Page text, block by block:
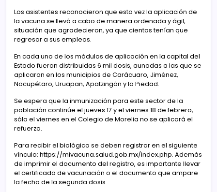
Los asistentes reconocieron que esta vez la aplicación de
la vacuna se llevó a cabo de manera ordenada y ágil,
situación que agradecieron, ya que cientos tenían que
regresar a sus empleos.
En cada uno de los módulos de aplicación en la capital del
Estado fueron distribuidas 6 mil dosis, aunadas a las que se
aplicaron en los municipios de Carácuaro, Jiménez,
Nocupétaro, Uruapan, Apatzingán y la Piedad.
Se espera que la inmunización para este sector de la
población continúe el jueves 17 y el viernes 18 de febrero,
sólo el viernes en el Colegio de Morelia no se aplicará el
refuerzo.
Para recibir el biológico se deben registrar en el siguiente
vínculo: https://mivacuna.salud.gob.mx/index.php. Además
de imprimir el documento del registro, es importante llevar
el certificado de vacunación o el documento que ampare
la fecha de la segunda dosis.